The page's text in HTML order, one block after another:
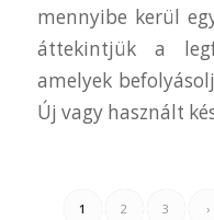
mennyibe kerül
áttekintjük a
amelyek
Új vagy használt
1 2 3 ›